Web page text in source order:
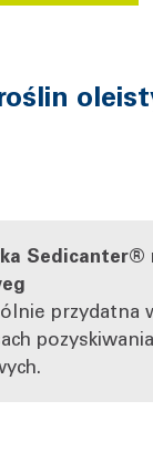
Sedicanter®
przydatna